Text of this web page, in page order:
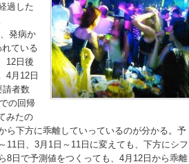
過した
発病か
ている
12日後
4月12日
請者数
の回帰
みたの
ら下方に乖離していっているのが分かる。予
11日、3月1日～11日に変えても、下方にシフ
8日で予測値をつくっても、4月12日から乖離